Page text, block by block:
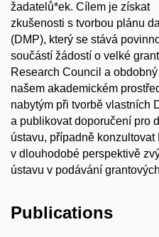
žadatelů*ek. Cílem je získat
zkušenosti s tvorbou plánu
(DMP), který se stává
součástí žádostí o velké
Research Council a
našem akademickém
nabytým při tvorbě vlastních
a publikovat doporučení pro
ústavu, případně
v dlouhodobé perspektivě
ústavu v podávání
Publications